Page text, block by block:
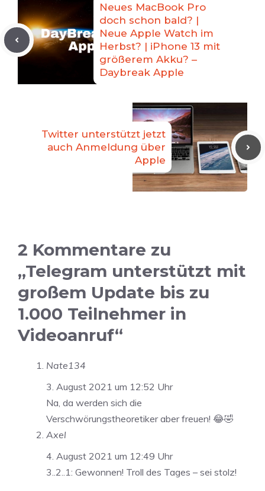
Neues MacBook Pro
doch schon bald? |
Neue Apple Watch im
Herbst? | iPhone 13 mit
größerem Akku? –
Daybreak Apple
Twitter unterstützt jetzt
auch Anmeldung über
Apple
2 Kommentare zu
„Telegram unterstützt mit
großem Update bis zu
1.000 Teilnehmer in
Videoanruf“
Nate134
3. August 2021 um 12:52 Uhr
Na, da werden sich die
Verschwörungstheoretiker aber freuen! 😂🤣
Axel
4. August 2021 um 12:49 Uhr
3..2..1: Gewonnen! Troll des Tages – sei stolz!